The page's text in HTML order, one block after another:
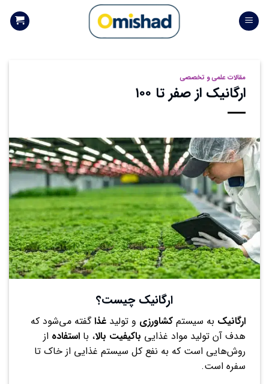
Skip
مقالات علمی و تخصصی
ارگانیک از صفر تا ۱۰۰
ارگانیک چیست؟
ارگانیک به سیستم کشاورزی و تولید غذاگفته می‌شود که
هدف آن تولید مواد غذایی باکیفیت بالا، با استفاده از
روش‌هایی است که به نفع کل سیستم غذایی از خاک تا
سفره است.